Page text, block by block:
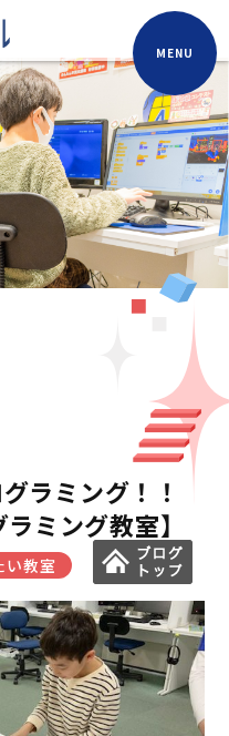
MENU
ラミング！！
ミング教室】
い教室